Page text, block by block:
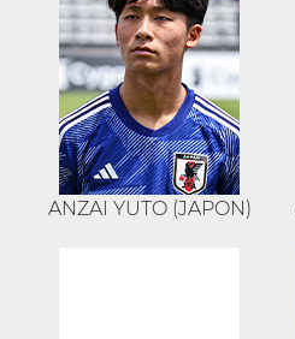
ANZAI YUTO (JAPON)